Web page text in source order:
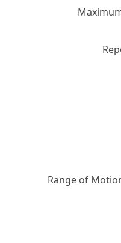
Range of